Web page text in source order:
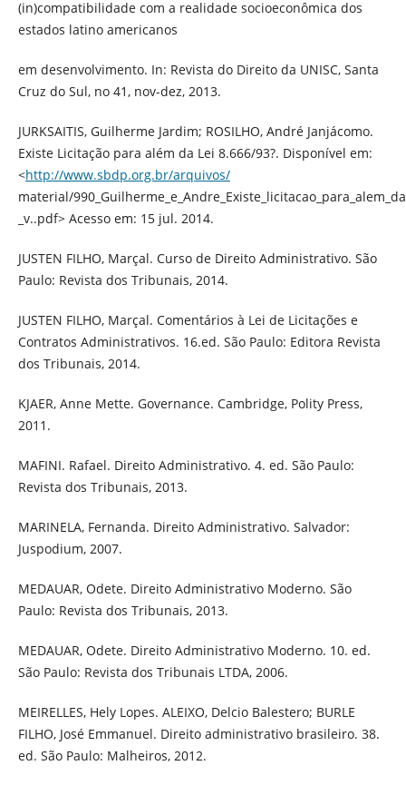
(in)compatibilidade com a realidade socioeconômica dos
estados latino americanos
em desenvolvimento. In: Revista do Direito da UNISC, Santa
Cruz do Sul, no 41, nov-dez, 2013.
JURKSAITIS, Guilherme Jardim; ROSILHO, André Janjácomo.
Existe Licitação para além da Lei 8.666/93?. Disponível em:
<http://www.sbdp.org.br/arquivos/
material/
_v..pdf> Acesso em: 15 jul. 2014.
JUSTEN FILHO, Marçal. Curso de Direito Administrativo. São
Paulo: Revista dos Tribunais, 2014.
JUSTEN FILHO, Marçal. Comentários à Lei de Licitações e
Contratos Administrativos. 16.ed. São Paulo: Editora Revista
dos Tribunais, 2014.
KJAER, Anne Mette. Governance. Cambridge, Polity Press,
2011.
MAFINI. Rafael. Direito Administrativo. 4. ed. São Paulo:
Revista dos Tribunais, 2013.
MARINELA, Fernanda. Direito Administrativo. Salvador:
Juspodium, 2007.
MEDAUAR, Odete. Direito Administrativo Moderno. São
Paulo: Revista dos Tribunais, 2013.
MEDAUAR, Odete. Direito Administrativo Moderno. 10. ed.
São Paulo: Revista dos Tribunais LTDA, 2006.
MEIRELLES, Hely Lopes. ALEIXO, Delcio Balestero; BURLE
FILHO, José Emmanuel. Direito administrativo brasileiro. 38.
ed. São Paulo: Malheiros, 2012.